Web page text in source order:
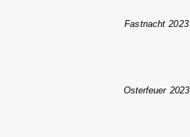
Fastnacht 2023
Osterfeuer 2023